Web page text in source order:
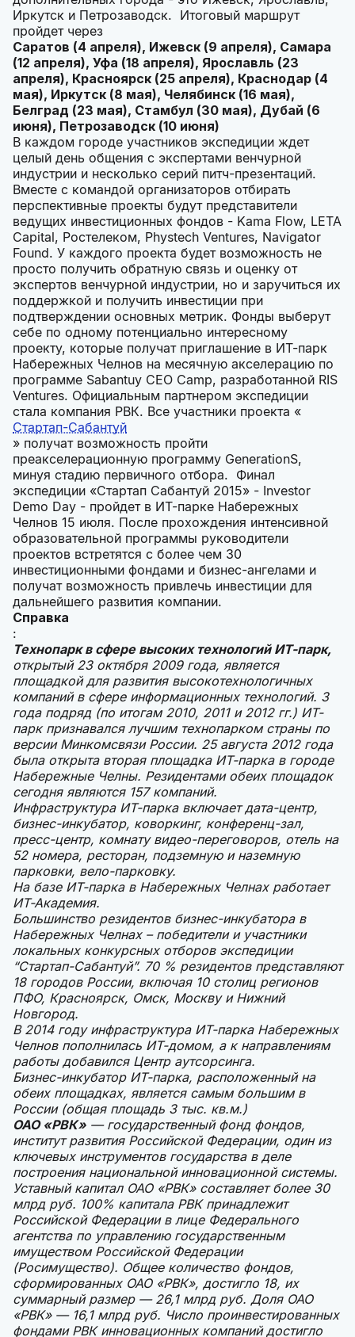
Иркутск и Петрозаводск. Итоговый маршрут
пройдет через
Саратов (4 апреля), Ижевск (9 апреля), Самара
(12 апреля), Уфа (18 апреля), Ярославль (23
апреля), Красноярск (25 апреля), Краснодар (4
мая), Иркутск (8 мая), Челябинск (16 мая),
Белград (23 мая), Стамбул (30 мая), Дубай (6
июня), Петрозаводск (10 июня)
В каждом городе участников экспедиции ждет
целый день общения с экспертами венчурной
индустрии и несколько серий питч-презентаций.
Вместе с командой организаторов отбирать
перспективные проекты будут представители
ведущих инвестиционных фондов - Kama Flow, LETA
Capital, Ростелеком, Phystech Ventures, Navigator
Found. У каждого проекта будет возможность не
просто получить обратную связь и оценку от
экспертов венчурной индустрии, но и заручиться их
поддержкой и получить инвестиции при
подтверждении основных метрик. Фонды выберут
себе по одному потенциально интересному
проекту, которые получат приглашение в ИТ-парк
Набережных Челнов на месячную акселерацию по
программе Sabantuy CEO Camp, разработанной RIS
Ventures. Официальным партнером экспедиции
стала компания РВК. Все участники проекта «
Стартап-Сабантуй
» получат возможность пройти
преакселерационную программу GenerationS,
минуя стадию первичного отбора. Финал
экспедиции «Стартап Сабантуй 2015» - Investor
Demo Day - пройдет в ИТ-парке Набережных
Челнов 15 июля. После прохождения интенсивной
образовательной программы руководители
проектов встретятся с более чем 30
инвестиционными фондами и бизнес-ангелами и
получат возможность привлечь инвестиции для
дальнейшего развития компании.
Справка
:
Технопарк в сфере высоких технологий ИТ-парк,
открытый 23 октября 2009 года, является
площадкой для развития высокотехнологичных
компаний в сфере информационных технологий. 3
года подряд (по итогам 2010, 2011 и 2012 гг.) ИТ-
парк признавался лучшим технопарком страны по
версии Минкомсвязи России. 25 августа 2012 года
была открыта вторая площадка ИТ-парка в городе
Набережные Челны. Резидентами обеих площадок
сегодня являются 157 компаний.
Инфраструктура ИТ-парка включает дата-центр,
бизнес-инкубатор, коворкинг, конференц-зал,
пресс-центр, комнату видео-переговоров, отель на
52 номера, ресторан, подземную и наземную
парковки, вело-парковку.
На базе ИТ-парка в Набережных Челнах работает
ИТ-Академия.
Большинство резидентов бизнес-инкубатора в
Набережных Челнах – победители и участники
локальных конкурсных отборов экспедиции
“Стартап-Сабантуй”. 70 % резидентов представляют
18 городов России, включая 10 столиц регионов
ПФО, Красноярск, Омск, Москву и Нижний
Новгород.
В 2014 году инфраструктура ИТ-парка Набережных
Челнов пополнилась ИТ-домом, а к направлениям
работы добавился Центр аутсорсинга.
Бизнес-инкубатор ИТ-парка, расположенный на
обеих площадках, является самым большим в
России (общая площадь 3 тыс. кв.м.)
ОАО «РВК» — государственный фонд фондов,
институт развития Российской Федерации, один из
ключевых инструментов государства в деле
построения национальной инновационной системы.
Уставный капитал ОАО «РВК» составляет более 30
млрд руб. 100% капитала РВК принадлежит
Российской Федерации в лице Федерального
агентства по управлению государственным
имуществом Российской Федерации
(Росимущество). Общее количество фондов,
сформированных ОАО «РВК», достигло 18, их
суммарный размер — 26,1 млрд руб. Доля ОАО
«РВК» — 16,1 млрд руб. Число проинвестированных
фондами РВК инновационных компаний достигло